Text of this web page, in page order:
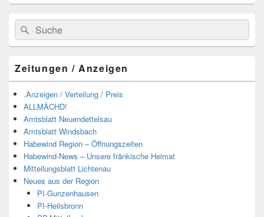
Suchen
nach:
Suchen
Zeitungen / Anzeigen
.Anzeigen / Verteilung / Preis
ALLMÄCHD!
Amtsblatt Neuendettelsau
Amtsblatt Windsbach
Habewind Region – Öffnungszeiten
Habewind-News – Unsere fränkische Heimat
Mitteilungsblatt Lichtenau
Neues aus der Region
PI-Gunzenhausen
PI-Heilsbronn